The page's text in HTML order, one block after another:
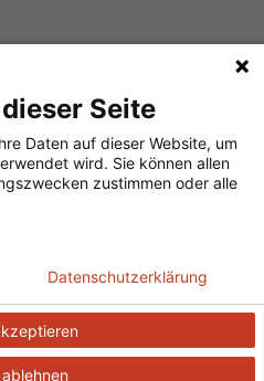
im Überblick Impressum
Datenschutz
Mediadaten
Seite
Daten auf dieser Website, um
wird. Sie können allen
zustimmen oder alle
Datenschutzerklärung